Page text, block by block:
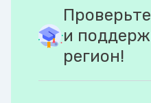
и
регион!